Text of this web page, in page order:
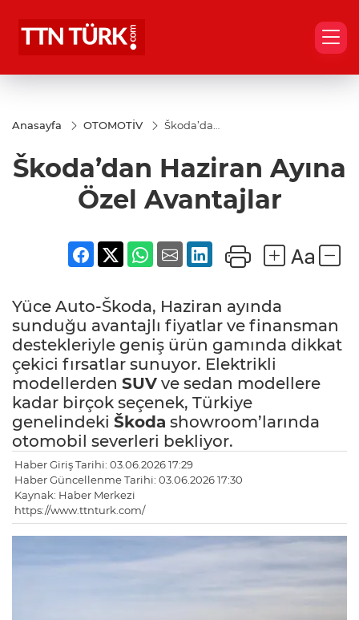
Anasayfa OTOMOTİV
Škoda’dan
Avantajlar
Škoda’dan Haziran Ayına
Özel Avantajlar
Yüce Auto-Škoda, Haziran ayında
sunduğu avantajlı fiyatlar ve finansman
destekleriyle geniş ürün gamında dikkat
çekici fırsatlar sunuyor. Elektrikli
modellerden SUV ve sedan modellere
kadar birçok seçenek, Türkiye
genelindeki Škoda showroom’larında
otomobil severleri bekliyor.
Haber Giriş Tarihi: 03.06.2026 17:29
Haber Güncellenme Tarihi: 03.06.2026 17:30
Kaynak: Haber Merkezi
https://www.ttnturk.com/